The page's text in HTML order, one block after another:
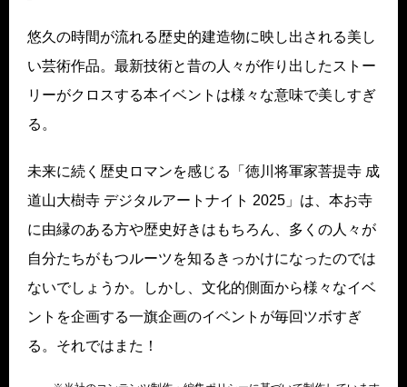
悠久の時間が流れる歴史的建造物に映し出される美し
い芸術作品。最新技術と昔の人々が作り出したストー
リーがクロスする本イベントは様々な意味で美しすぎ
る。
未来に続く歴史ロマンを感じる「徳川将軍家菩提寺 成
道山大樹寺 デジタルアートナイト 2025」は、本お寺
に由縁のある方や歴史好きはもちろん、多くの人々が
自分たちがもつルーツを知るきっかけになったのでは
ないでしょうか。しかし、文化的側面から様々なイベ
ントを企画する一旗企画のイベントが毎回ツボすぎ
る。それではまた！